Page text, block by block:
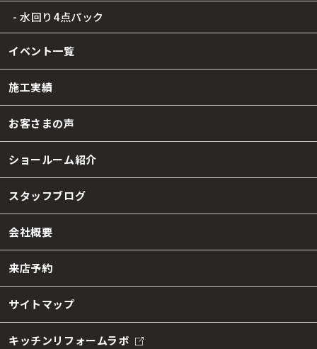
- 水回り4点パック
イベント一覧
施工実績
お客さまの声
ショールーム紹介
スタッフブログ
会社概要
来店予約
サイトマップ
キッチンリフォームラボ